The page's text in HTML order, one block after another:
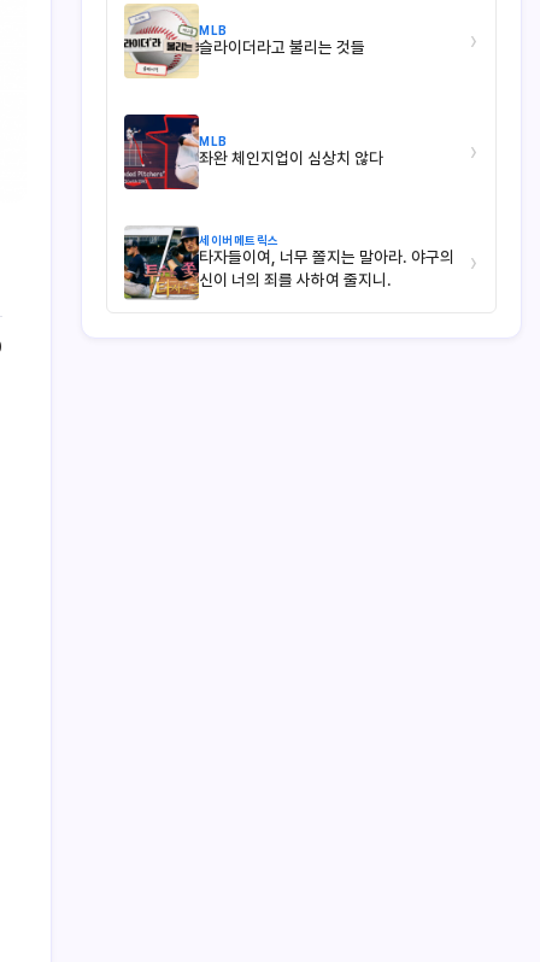
MLB
슬라이더라고 불리는 것들 ›
MLB
좌완 체인지업이 심상치 않다 ›
세이버메트릭스
타자들이여, 너무 쫄지는 말아라. 야구의
신이 너의 죄를 사하여 줄지니.
›